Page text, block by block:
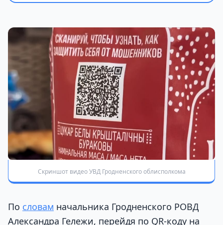
Скриншот видео УВД Гродненского облисполкома
По словам начальника Гродненского РОВД
Александра Гележи, перейдя по QR-коду на